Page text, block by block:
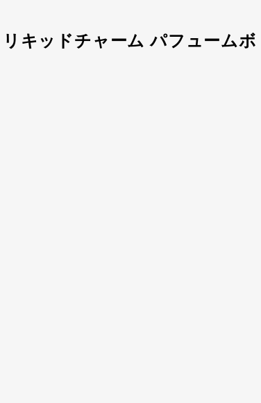
キッドチャーム パフュームボ